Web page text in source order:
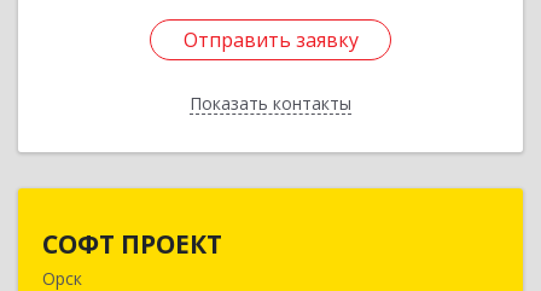
Отправить заявку
Показать контакты
Отправить заявку
Назад
СОФТ ПРОЕКТ
Орск